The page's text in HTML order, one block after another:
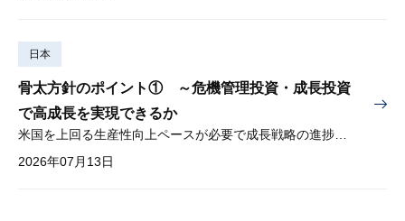
日本
骨太方針のポイント① ～危機管理投資・成長投資
で高成長を実現できるか
2026年07月13日